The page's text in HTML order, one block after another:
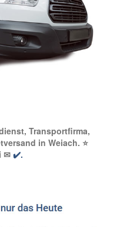
Transportfirma,
in Weiach. ⭐
✉ ✔️.